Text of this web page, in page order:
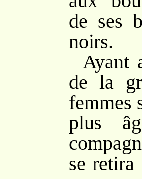
de ses
noirs.
Ayant
de la
femmes
plus
se